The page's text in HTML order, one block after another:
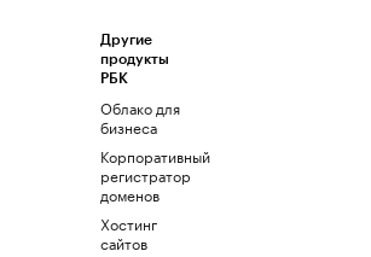
Другие
продукты
РБК
Облако для
бизнеса
Корпоративный
регистратор
доменов
Хостинг
сайтов